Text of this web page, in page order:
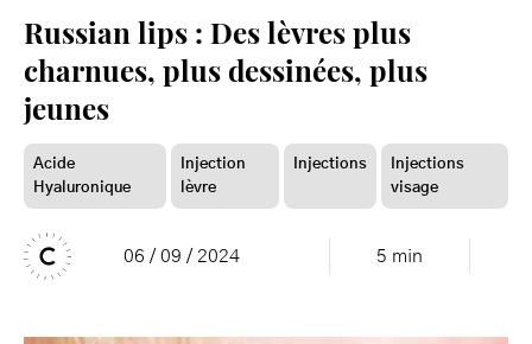
Russian lips : Des lèvres plus
charnues, plus dessinées, plus
jeunes
Acide
Hyaluronique
Injection
lèvre
Injections
Injections
visage
06 / 09 / 2024 5 min